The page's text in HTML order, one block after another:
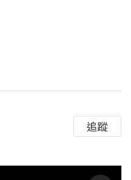
追蹤